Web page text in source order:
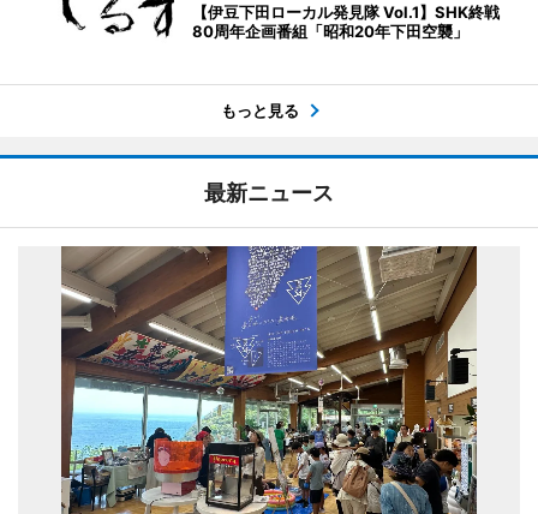
【伊豆下田ローカル発見隊 Vol.1】SHK終戦
80周年企画番組「昭和20年下田空襲」
もっと見る
最新ニュース